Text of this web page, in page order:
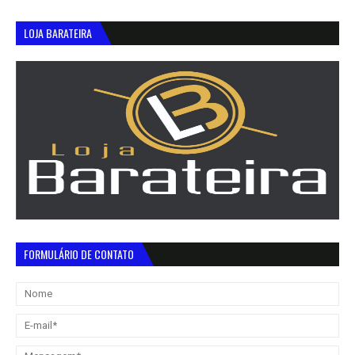
LOJA BARATEIRA
FORMULÁRIO DE CONTATO